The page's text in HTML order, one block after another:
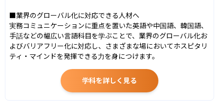
■業界のグローバル化に対応できる人材へ
実務コミュニケーションに重点を置いた英語や中国語、韓国語、
手話などの幅広い言語科目を学ぶことで、業界のグローバル化お
よびバリアフリー化に対応し、さまざまな場においてホスピタリ
ティ・マインドを発揮できる力を身につけます。
学科を詳しく見る